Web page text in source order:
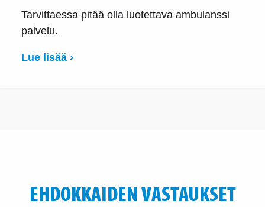
Tarvittaessa pitää olla luotettava ambulanssi
palvelu.
Lue lisää ›
EHDOKKAIDEN VASTAUKSET